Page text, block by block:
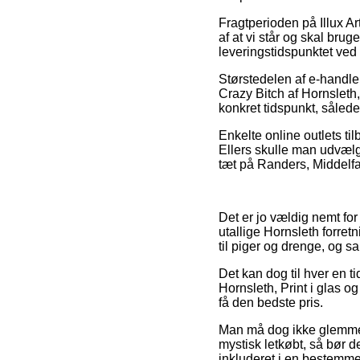
Fragtperioden på Illux
af at vi står og skal
leveringstidspunktet
Størstedelen af e-
Crazy Bitch af
konkret tidspunkt,
Enkelte online outlets
Ellers skulle man
tæt på Randers,
Det er jo vældig nemt
utallige Hornsleth
til piger og drenge, og
Det kan dog til hver en
Hornsleth, Print i glas
få den bedste pris.
Man må dog ikke
mystisk letkøbt, så bør